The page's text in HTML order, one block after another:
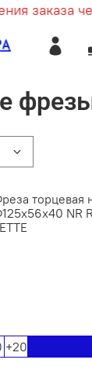
заказа
торцевая
NR
+20